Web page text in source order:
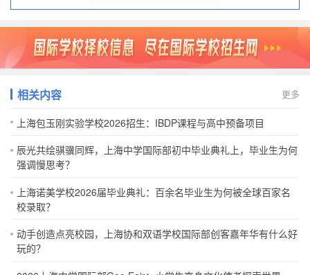
相关内容 更多
上海包玉刚实验学校2026招生：IBDP课程与高中预备项目
辰光共绘骐骥同辉，上海中学国际部初中毕业典礼上，毕业生为何
强调慢思考？
上海诺美学校2026届毕业典礼：百余名毕业生为何被全球百家名
校录取？
动手创造点亮校园，上海协和双语学校国际部创客嘉年华有什么好
玩的？